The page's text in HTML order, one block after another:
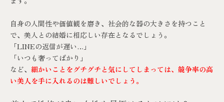
自身の人間性や価値観を磨き、社会的な器の大きさを持つこと
で、美人との結婚に相応しい存在となるでしょう。
「LINEの返信が遅い…」
「いつも奢ってばかり」
など、 細かいことをグチグチと気にしてしまっては、競争率の高
い美人を手に入れるのは難しいでしょう。